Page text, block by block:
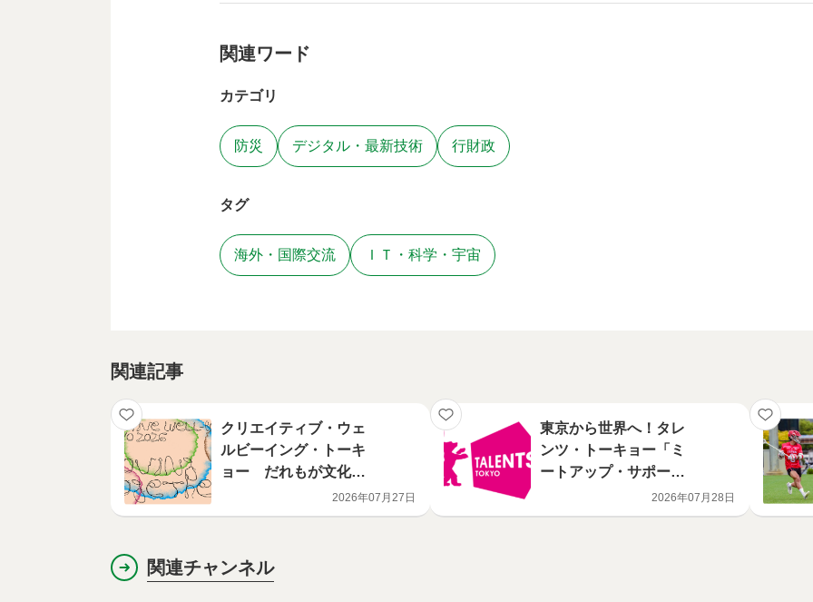
関連ワード
カテゴリ
防災 デジタル・最新技術 行財政
タグ
海外・国際交流 ＩＴ・科学・宇宙
関連記事
クリエイティブ・ウェ
ルビーイング・トーキ
ョー だれもが文化で
つながる国際会議2026
ラインナップ発
2026年07月27日
東京から世界へ！タレ
ンツ・トーキョー「ミ
ートアップ・サポー
ト・プログラム」 ロ
カルノ国際映画祭（ス
2026年07月28日
関連チャンネル